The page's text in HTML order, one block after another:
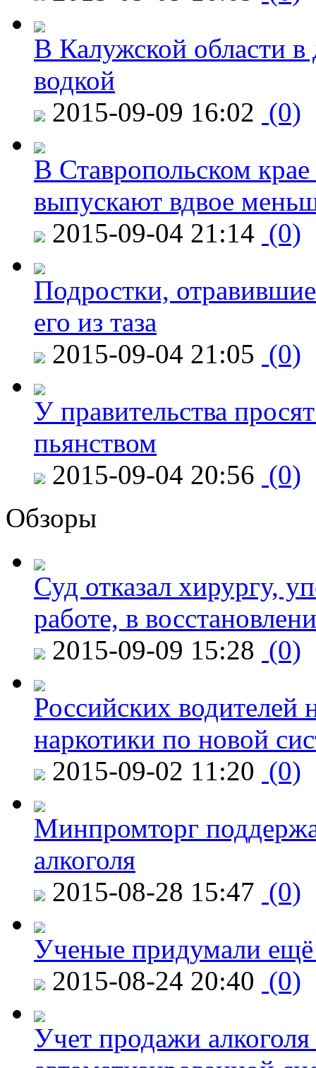
В Калужской области в
водкой
2015-09-09 16:02 (0)
В Ставропольском
выпускают вдвое
2015-09-04 21:14 (0)
Подростки,
его из таза
2015-09-04 21:05 (0)
У правительства
пьянством
2015-09-04 20:56 (0)
Обзоры
Суд отказал хирургу,
работе, в
2015-09-09 15:28 (0)
Российских водителей
наркотики по новой
2015-09-02 11:20 (0)
Минпромторг
алкоголя
2015-08-28 15:47 (0)
Ученые придумали ещё
2015-08-24 20:40 (0)
Учет продажи